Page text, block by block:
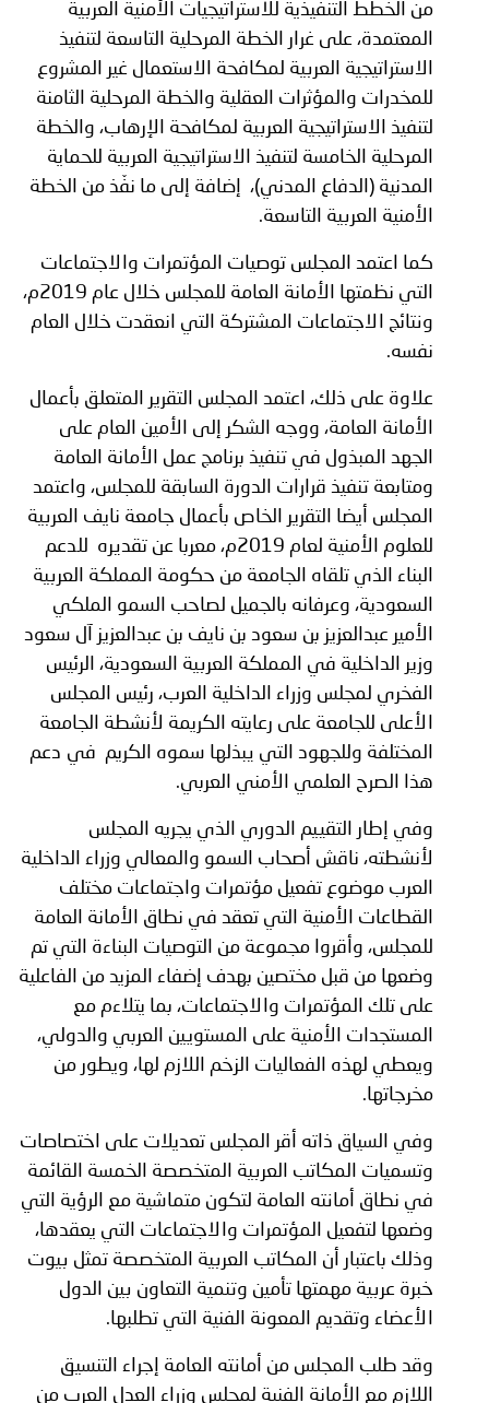
من الخطط التنفيذية للاستراتيجيات الأمنية العربية
المعتمدة، على غرار الخطة المرحلية التاسعة لتنفيذ
الاستراتيجية العربية لمكافحة الاستعمال غير المشروع
للمخدرات والمؤثرات العقلية والخطة المرحلية الثامنة
لتنفيذ الاستراتيجية العربية لمكافحة الإرهاب، والخطة
المرحلية الخامسة لتنفيذ الاستراتيجية العربية للحماية
المدنية (الدفاع المدني)، إضافة إلى ما نفّذ من الخطة
الأمنية العربية التاسعة.
كما اعتمد المجلس توصيات المؤتمرات والاجتماعات
التي نظمتها الأمانة العامة للمجلس خلال عام 2019م،
ونتائج الاجتماعات المشتركة التي انعقدت خلال العام
نفسه.
علاوة على ذلك، اعتمد المجلس التقرير المتعلق بأعمال
الأمانة العامة، ووجه الشكر إلى الأمين العام على
الجهد المبذول في تنفيذ برنامج عمل الأمانة العامة
ومتابعة تنفيذ قرارات الدورة السابقة للمجلس، واعتمد
المجلس أيضا التقرير الخاص بأعمال جامعة نايف العربية
للعلوم الأمنية لعام 2019م، معربا عن تقديره للدعم
البناء الذي تلقاه الجامعة من حكومة المملكة العربية
السعودية، وعرفانه بالجميل لصاحب السمو الملكي
الأمير عبدالعزيز بن سعود بن نايف بن عبدالعزيز آل سعود
وزير الداخلية في المملكة العربية السعودية، الرئيس
الفخري لمجلس وزراء الداخلية العرب، رئيس المجلس
الأعلى للجامعة على رعايته الكريمة لأنشطة الجامعة
المختلفة وللجهود التي يبذلها سموه الكريم في دعم
هذا الصرح العلمي الأمني العربي.
وفي إطار التقييم الدوري الذي يجريه المجلس
لأنشطته، ناقش أصحاب السمو والمعالي وزراء الداخلية
العرب موضوع تفعيل مؤتمرات واجتماعات مختلف
القطاعات الأمنية التي تعقد في نطاق الأمانة العامة
للمجلس، وأقروا مجموعة من التوصيات البناءة التي تم
وضعها من قبل مختصين بهدف إضفاء المزيد من الفاعلية
على تلك المؤتمرات والاجتماعات، بما يتلاءم مع
المستجدات الأمنية على المستويين العربي والدولي،
ويعطي لهذه الفعاليات الزخم اللازم لها، ويطور من
مخرجاتها.
وفي السياق ذاته أقر المجلس تعديلات على اختصاصات
وتسميات المكاتب العربية المتخصصة الخمسة القائمة
في نطاق أمانته العامة لتكون متماشية مع الرؤية التي
وضعها لتفعيل المؤتمرات والاجتماعات التي يعقدها،
وذلك باعتبار أن المكاتب العربية المتخصصة تمثل بيوت
خبرة عربية مهمتها تأمين وتنمية التعاون بين الدول
الأعضاء وتقديم المعونة الفنية التي تطلبها.
وقد طلب المجلس من أمانته العامة إجراء التنسيق
اللازم مع الأمانة الفنية لمجلس وزراء العدل العرب من